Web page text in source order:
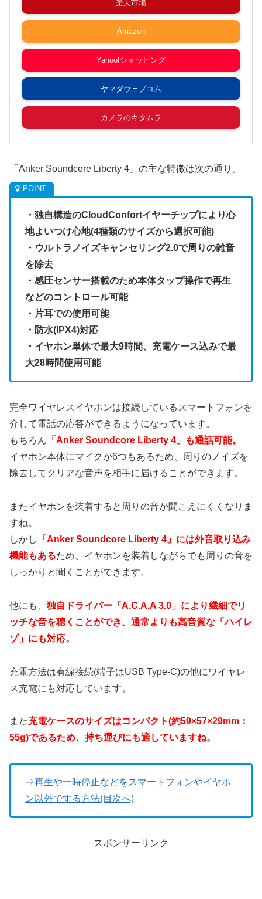
楽天市場
Amazon
Yahoo!ショッピング
ヤマダウェブコム
カメラのキタムラ
「Anker Soundcore Liberty 4」の主な特徴は次の通り。
・独自構造のCloudConfortイヤーチップにより心
地よいつけ心地(4種類のサイズから選択可能)
・ウルトラノイズキャンセリング2.0で周りの雑音
を除去
・感圧センサー搭載のため本体タップ操作で再生
などのコントロール可能
・片耳での使用可能
・防水(IPX4)対応
・イヤホン単体で最大9時間、充電ケース込みで最
大28時間使用可能
完全ワイヤレスイヤホンは接続しているスマートフォンを
介して電話の応答ができるようになっています。
もちろん 「Anker Soundcore Liberty 4」も通話可能。
イヤホン本体にマイクが6つもあるため、周りのノイズを
除去してクリアな音声を相手に届けることができます。
またイヤホンを装着すると周りの音が聞こえにくくなりま
すね。
しかし
「Anker Soundcore Liberty 4」には外音取り込み
機能もあるため、イヤホンを装着しながらでも周りの音を
しっかりと聞くことができます。
他にも、 独自ドライバー「A.C.A.A 3.0」により繊細でリ
ッチな音を聴くことができ、通常よりも高音質な「ハイレ
ゾ」にも対応。
充電方法は有線接続(端子はUSB Type-C)の他にワイヤレ
ス充電にも対応しています。
また充電ケースのサイズはコンパクト(約59×57×29mm：
55g)であるため、持ち運びにも適していますね。
⇒再生や一時停止などをスマートフォンやイヤホ
ン以外でする方法(目次へ)
スポンサーリンク